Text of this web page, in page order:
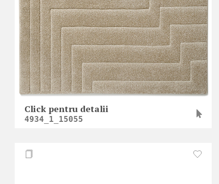
Click pentru detalii
4934_1_15055